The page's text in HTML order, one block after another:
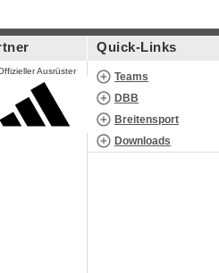
Ausrüster
Quick-Links
Teams
DBB
Breitensport
Downloads